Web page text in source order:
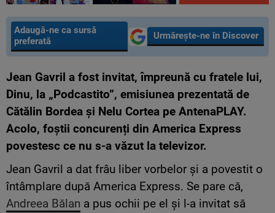
Adaugă-ne ca sursă
preferată
Urmărește-ne în Discover
Jean Gavril a fost invitat, împreună cu fratele lui,
Dinu, la „Podcastito”, emisiunea prezentată de
Cătălin Bordea și Nelu Cortea pe AntenaPLAY.
Acolo, foștii concurenți din America Express
povestesc ce nu s-a văzut la televizor.
Jean Gavril a dat frâu liber vorbelor și a povestit o
întâmplare după America Express. Se pare că,
Andreea Bălan a pus ochii pe el și l-a invitat să